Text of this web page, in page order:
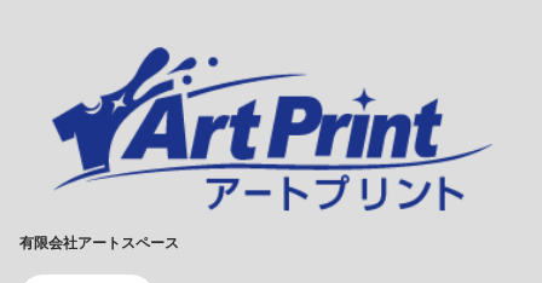
有限会社アートスペース